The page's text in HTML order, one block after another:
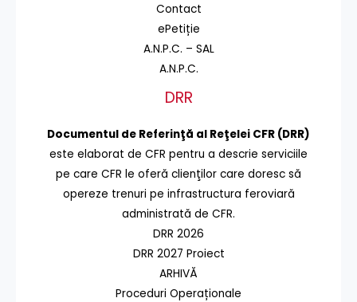
Contact
ePetiție
A.N.P.C. – SAL
A.N.P.C.
DRR
Documentul de Referinţă al Reţelei CFR (DRR)
este elaborat de CFR pentru a descrie serviciile
pe care CFR le oferă clienţilor care doresc să
opereze trenuri pe infrastructura feroviară
administrată de CFR.
DRR 2026
DRR 2027 Proiect
ARHIVĂ
Proceduri Operaționale